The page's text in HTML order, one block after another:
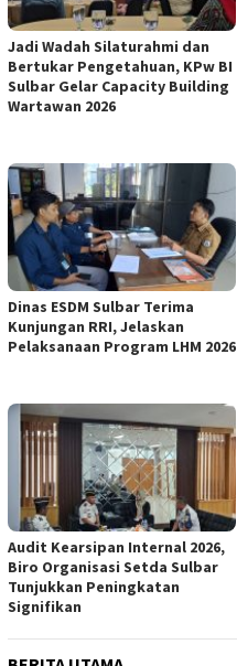
Jadi Wadah Silaturahmi dan
Bertukar Pengetahuan, KPw BI
Sulbar Gelar Capacity Building
Wartawan 2026
Dinas ESDM Sulbar Terima
Kunjungan RRI, Jelaskan
Pelaksanaan Program LHM 2026
Audit Kearsipan Internal 2026,
Biro Organisasi Setda Sulbar
Tunjukkan Peningkatan
Signifikan